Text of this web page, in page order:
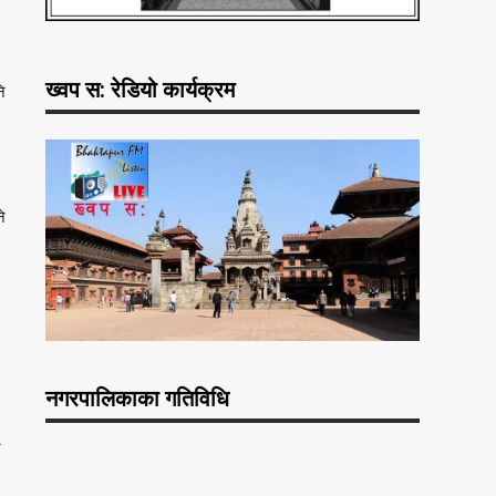
ख्वप स: रेडियो कार्यक्रम
नगरपालिकाका गतिविधि